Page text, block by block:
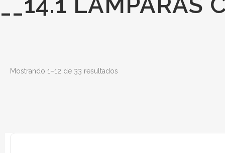
Mostrando 1–12 de 33 resultados